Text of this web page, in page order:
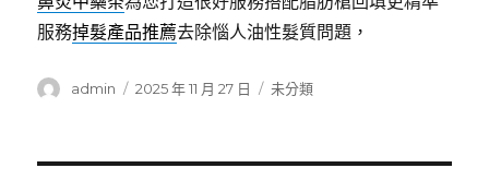
服務掉髮產品推薦去除惱人油性髮質問題，
作
admin
發
2025 年 11 月 27 日
分
未分類